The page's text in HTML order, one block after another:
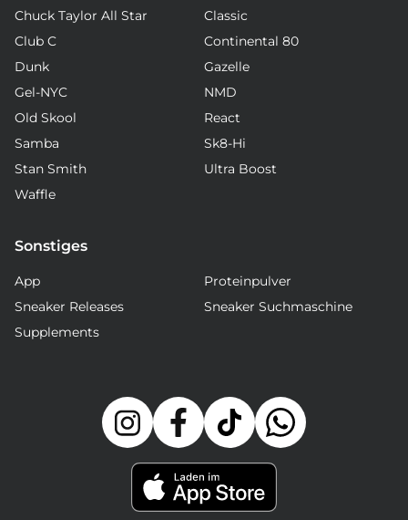
Chuck Taylor All Star
Classic
Club C
Continental 80
Dunk
Gazelle
Gel-NYC
NMD
Old Skool
React
Samba
Sk8-Hi
Stan Smith
Ultra Boost
Waffle
Sonstiges
App
Proteinpulver
Sneaker Releases
Sneaker Suchmaschine
Supplements